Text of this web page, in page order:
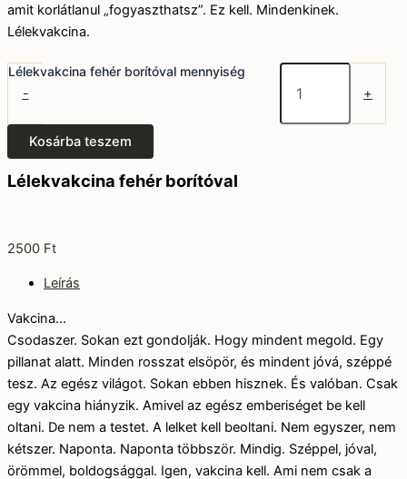
amit korlátlanul „fogyaszthatsz”. Ez kell. Mindenkinek.
Lélekvakcina.
-
Lélekvakcina fehér borítóval mennyiség
+
Kosárba teszem
Lélekvakcina fehér borítóval
2500 Ft
Leírás
Vakcina…
Csodaszer. Sokan ezt gondolják. Hogy mindent megold. Egy
pillanat alatt. Minden rosszat elsöpör, és mindent jóvá, széppé
tesz. Az egész világot. Sokan ebben hisznek. És valóban. Csak
egy vakcina hiányzik. Amivel az egész emberiséget be kell
oltani. De nem a testet. A lelket kell beoltani. Nem egyszer, nem
kétszer. Naponta. Naponta többször. Mindig. Széppel, jóval,
örömmel, boldogsággal. Igen, vakcina kell. Ami nem csak a